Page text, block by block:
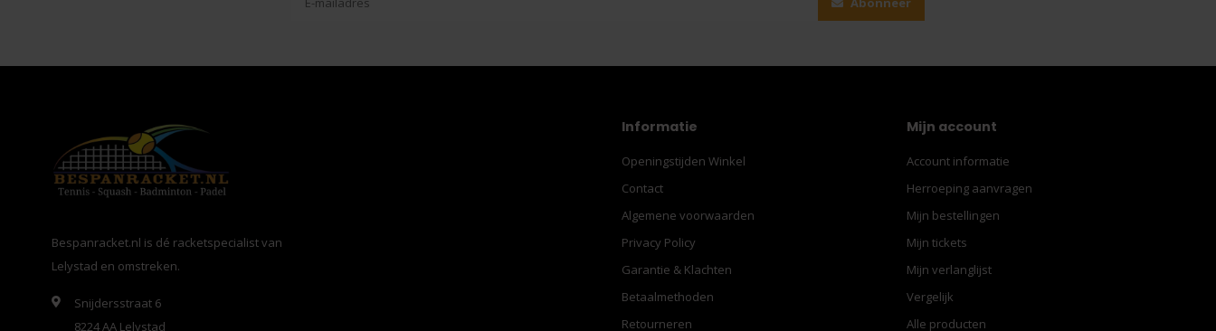
Bespanracket.nl is dé racketspecialist van
Lelystad en omstreken.
Snijdersstraat 6
8224 AA Lelystad
Informatie
Openingstijden Winkel
Contact
Algemene voorwaarden
Privacy Policy
Garantie & Klachten
Betaalmethoden
Retourneren
Mijn account
Account informatie
Herroeping aanvragen
Mijn bestellingen
Mijn tickets
Mijn verlanglijst
Vergelijk
Alle producten